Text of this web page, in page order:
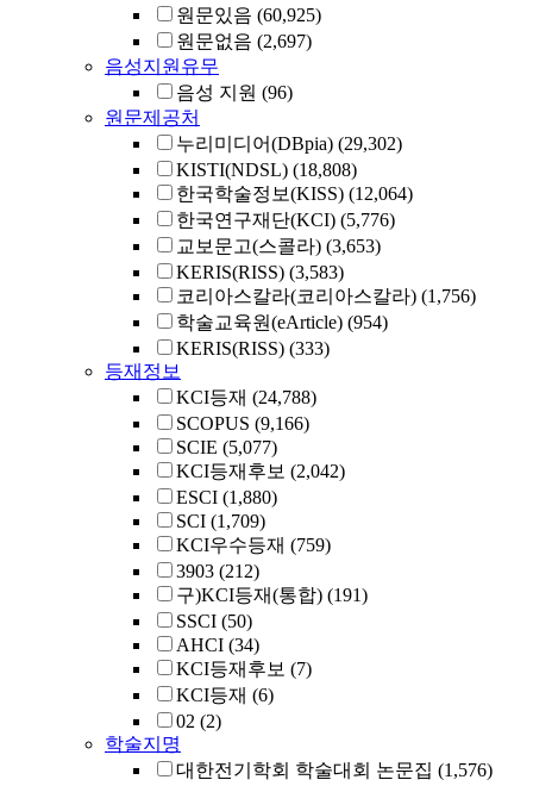
원문있음 (60,925)
원문없음 (2,697)
음성지원유무
음성 지원 (96)
원문제공처
누리미디어(DBpia) (29,302)
KISTI(NDSL) (18,808)
한국학술정보(KISS) (12,064)
한국연구재단(KCI) (5,776)
교보문고(스콜라) (3,653)
KERIS(RISS) (3,583)
코리아스칼라(코리아스칼라) (1,756)
학술교육원(eArticle) (954)
KERIS(RISS) (333)
등재정보
KCI등재 (24,788)
SCOPUS (9,166)
SCIE (5,077)
KCI등재후보 (2,042)
ESCI (1,880)
SCI (1,709)
KCI우수등재 (759)
3903 (212)
구)KCI등재(통합) (191)
SSCI (50)
AHCI (34)
KCI등재후보 (7)
KCI등재 (6)
02 (2)
학술지명
대한전기학회 학술대회 논문집 (1,576)